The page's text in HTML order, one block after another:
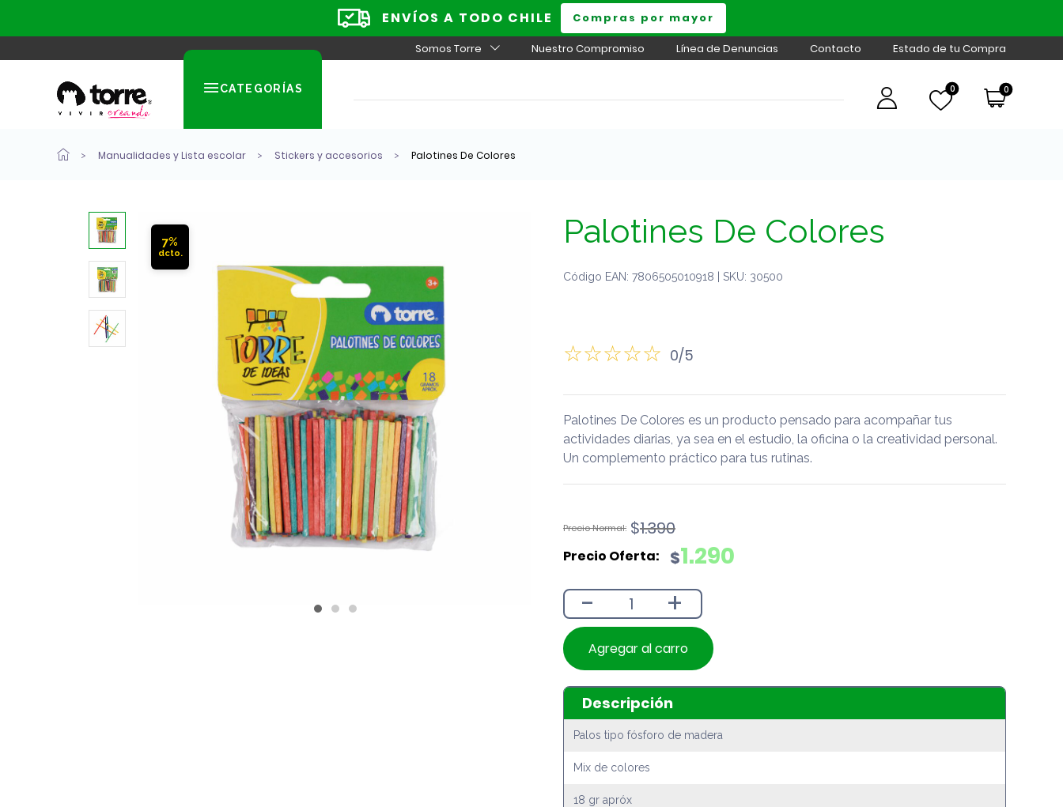
ENVÍOS A TODO CHILE Compras por mayor
Somos Torre Nuestro Compromiso Línea de Denuncias Contacto Estado de tu Compra
CATEGORÍAS 0 0
Manualidades y Lista escolar Stickers y accesorios Palotines De Colores
7% Palotines De Colores
Código EAN: 7806505010918 | SKU: 30500
0/5
Palotines De Colores es un producto pensado para acompañar tus
actividades diarias, ya sea en el estudio, la oficina o la creatividad personal.
Un complemento práctico para tus rutinas.
$1.390
El
original
$1.390.
$1.290
El
actual
$1.290.
- +
Agregar al carro
Descripción
Palos tipo fósforo de madera
Mix de colores
18 gr apróx